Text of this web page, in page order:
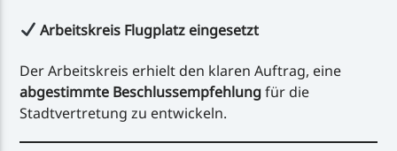
Arbeitskreis Flugplatz eingesetzt
Der Arbeitskreis erhielt den klaren Auftrag, eine
abgestimmte Beschlussempfehlungfür die
Stadtvertretung zu entwickeln.